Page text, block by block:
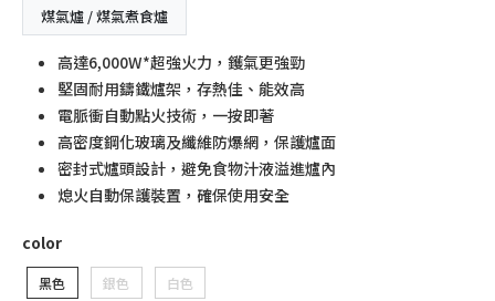
煤氣爐 / 煤氣煮食爐
高達6,000W*超強火力，鑊氣更強勁
堅固耐用鑄鐵爐架，存熱佳、能效高
電脈衝自動點火技術，一按即著
高密度鋼化玻璃及纖維防爆網，保護爐面
密封式爐頭設計，避免食物汁液溢進爐內
熄火自動保護裝置，確保使用安全
color
黑色 銀色 白色